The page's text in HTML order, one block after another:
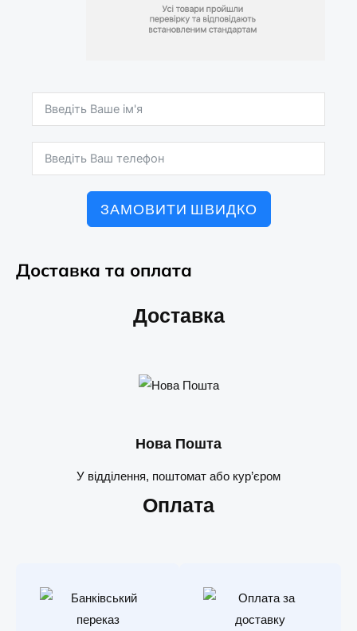
ЗАМОВИТИ ШВИДКО
Доставка та оплата
Доставка
Нова Пошта
У відділення, поштомат або кур’єром
Оплата